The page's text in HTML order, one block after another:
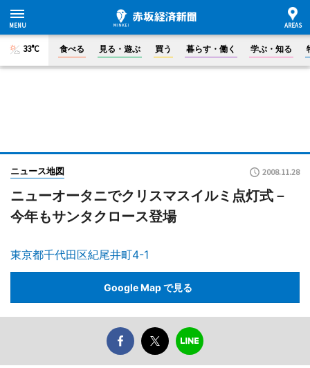
33°C 食べる 見る・遊ぶ 買う 暮らす・働く 学ぶ・知る
ニュース地図 2008.11.28
ニューオータニでクリスマスイルミ点灯式－
今年もサンタクロース登場
東京都千代田区紀尾井町4-1
Google Map で見る